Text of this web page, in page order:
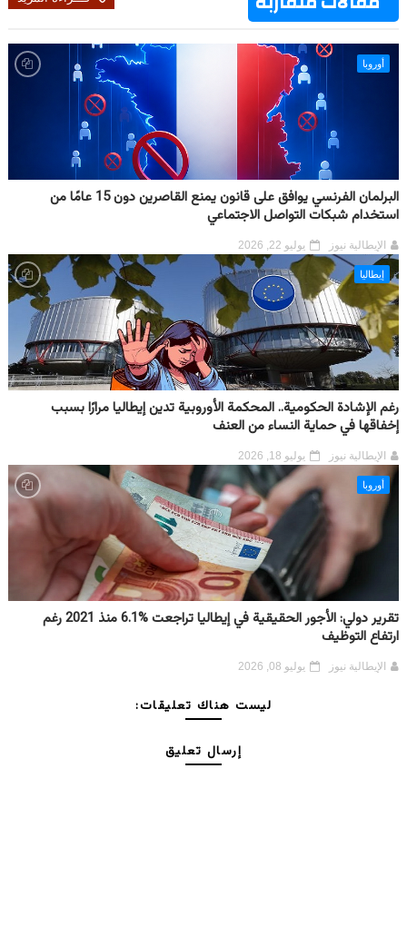
أوروبا
البرلمان الفرنسي يوافق على قانون يمنع القاصرين دون 15 عامًا من
استخدام شبكات التواصل الاجتماعي
الإيطالية نيوز يوليو 22, 2026
إيطاليا
رغم الإشادة الحكومية.. المحكمة الأوروبية تدين إيطاليا مرارًا بسبب
إخفاقها في حماية النساء من العنف
الإيطالية نيوز يوليو 18, 2026
أوروبا
تقرير دولي: الأجور الحقيقية في إيطاليا تراجعت %6.1 منذ 2021 رغم
ارتفاع التوظيف
الإيطالية نيوز يوليو 08, 2026
ليست هناك تعليقات:
إرسال تعليق